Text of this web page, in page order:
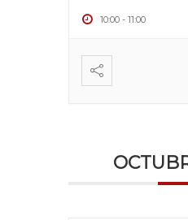
10:00 - 11:00